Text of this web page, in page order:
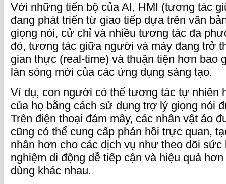
Với những tiến bộ của AI, HMI (tương tác
đang phát triển từ giao tiếp dựa trên văn
giọng nói, cử chỉ và nhiều tương tác đa
đó, tương tác giữa người và máy đang trở
gian thực (real-time) và thuận tiện hơn bao
làn sóng mới của các ứng dụng sáng tạo.
Ví dụ, con người có thể tương tác tự nhiên
của họ bằng cách sử dụng trợ lý giọng nói
Trên điện thoại đám mây, các nhân vật ảo
cũng có thể cung cấp phản hồi trực quan,
nhân hơn cho các dịch vụ như theo dõi sức
nghiệm di động dễ tiếp cận và hiệu quả
dùng khác nhau.